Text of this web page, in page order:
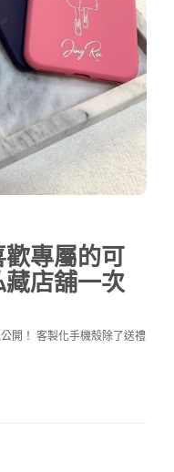
歡專屬的可
店舖一次
開！ 客製化手機殼除了送禮